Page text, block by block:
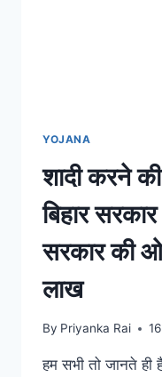
YOJANA
शादी करने
बिहार
सरकार की
लाख
By Priyanka Rai
हम सभी तो जानते ही